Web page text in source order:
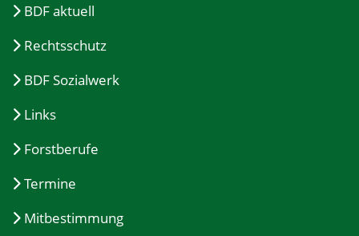
BDF aktuell
Rechtsschutz
BDF Sozialwerk
Links
Forstberufe
Termine
Mitbestimmung